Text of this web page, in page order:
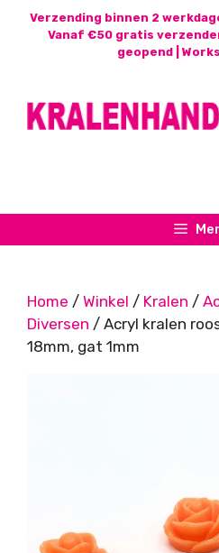
Verzending binnen 2
Vanaf €50 gratis
geopend |
Home / Winkel / Kralen /
Diversen / Acryl kralen
18mm, gat 1mm